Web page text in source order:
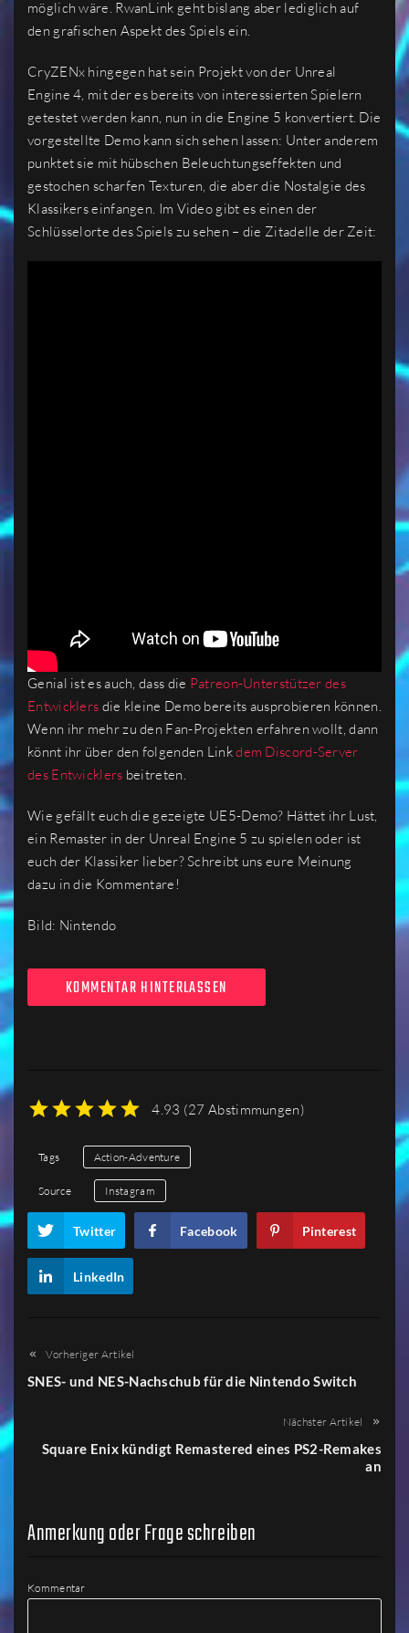
möglich wäre. RwanLink geht bislang aber lediglich auf
den grafischen Aspekt des Spiels ein.
CryZENx hingegen hat sein Projekt von der Unreal
Engine 4, mit der es bereits von interessierten Spielern
getestet werden kann, nun in die Engine 5 konvertiert. Die
vorgestellte Demo kann sich sehen lassen: Unter anderem
punktet sie mit hübschen Beleuchtungseffekten und
gestochen scharfen Texturen, die aber die Nostalgie des
Klassikers einfangen. Im Video gibt es einen der
Schlüsselorte des Spiels zu sehen – die Zitadelle der Zeit:
Genial ist es auch, dass die Patreon-Unterstützer des
Entwicklers die kleine Demo bereits ausprobieren können.
Wenn ihr mehr zu den Fan-Projekten erfahren wollt, dann
könnt ihr über den folgenden Linkdem Discord-Server
des Entwicklers beitreten.
Wie gefällt euch die gezeigte UE5-Demo? Hättet ihr Lust,
ein Remaster in der Unreal Engine 5 zu spielen oder ist
euch der Klassiker lieber? Schreibt uns eure Meinung
dazu in die Kommentare!
Bild: Nintendo
KOMMENTAR HINTERLASSEN
4.93 (27 Abstimmungen)
Tags Action-Adventure
Source Instagram
Twitter Facebook Pinterest
LinkedIn
Vorheriger Artikel
SNES- und NES-Nachschub für die Nintendo Switch
Nächster Artikel
Square Enix kündigt Remastered eines PS2-Remakes
an
Anmerkung oder Frage schreiben
Kommentar